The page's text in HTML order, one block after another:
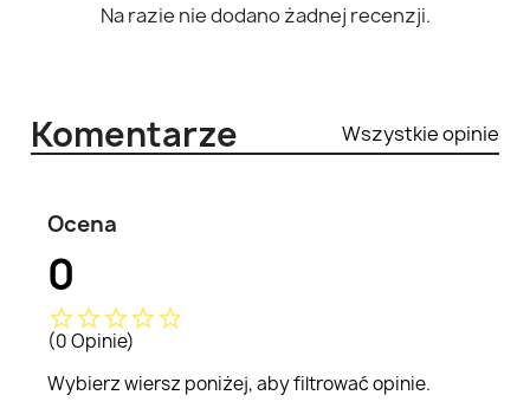
Na razie nie dodano żadnej recenzji.
Komentarze Wszystkie opinie
Ocena
0
star_borderstar_borderstar_borderstar_borderstar_border
(0 Opinie)
Wybierz wiersz poniżej, aby filtrować opinie.